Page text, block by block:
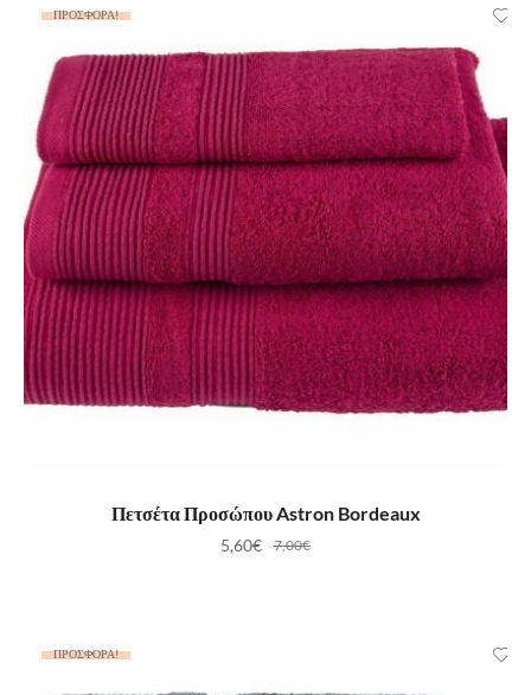
ΠΡΟΣΦΟΡΆ!
ΠΡΟΣΘΉΚΗ ΣΤΟ ΚΑΛΆΘΙ
Πετσέτα Προσώπου Astron Bordeaux
7,00€
5,60€
ΠΡΟΣΦΟΡΆ!